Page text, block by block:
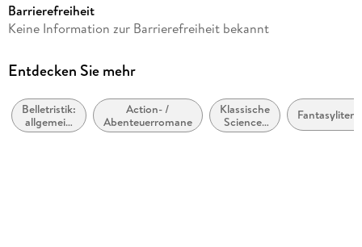
Autor/Autorin
Verlag/Hersteller
Produktart
kartoniert
Barrierefreiheit
Keine Information zur Barrierefreiheit bekannt
Entdecken Sie mehr
Belletristik:
allgemein
und
Action- /
Abenteuerromane
Klassische
Science-
Fiction-